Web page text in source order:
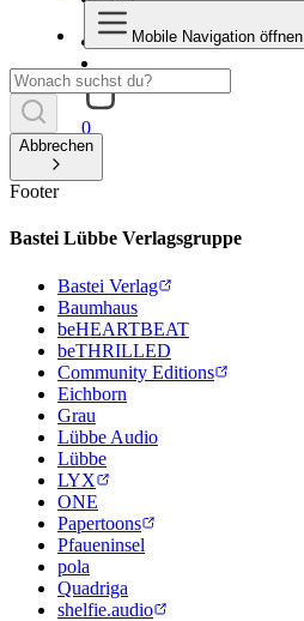
0
Mobile Navigation öffnen
Abbrechen
Footer
Bastei Lübbe Verlagsgruppe
Bastei Verlag
Baumhaus
beHEARTBEAT
beTHRILLED
Community Editions
Eichborn
Grau
Lübbe Audio
Lübbe
LYX
ONE
Papertoons
Pfaueninsel
pola
Quadriga
shelfie.audio